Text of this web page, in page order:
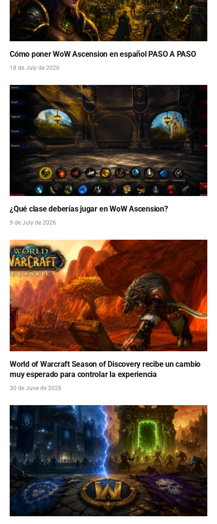
Cómo poner WoW Ascension en español PASO A PASO
18 de July de 2026
¿Qué clase deberías jugar en WoW Ascension?
9 de July de 2026
World of Warcraft Season of Discovery recibe un cambio
muy esperado para controlar la experiencia
30 de June de 2026